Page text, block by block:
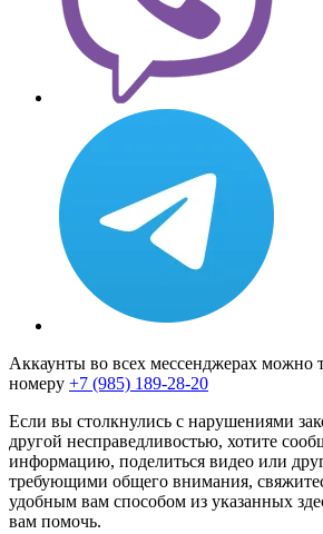
Аккаунты во всех мессенджерах можно
номеру +7 (985) 189-28-20
Если вы столкнулись с нарушениями
другой несправедливостью, хотите
информацию, поделиться видео или
требующими общего внимания,
удобным вам способом из указанных
вам помочь.